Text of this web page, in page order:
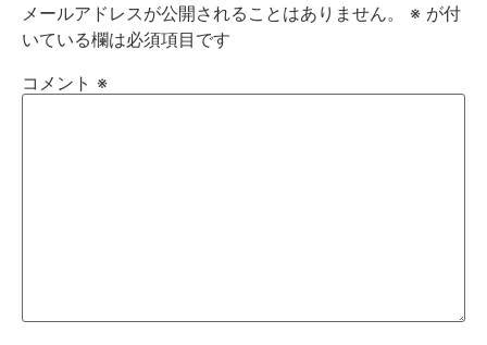
メールアドレスが公開されることはありません。 ※ が付
いている欄は必須項目です
コメント ※